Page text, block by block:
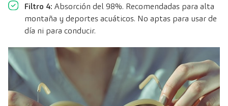
Filtro 4: Absorción del 98%. Recomendadas para alta
montaña y deportes acuáticos. No aptas para usar de
día ni para conducir.